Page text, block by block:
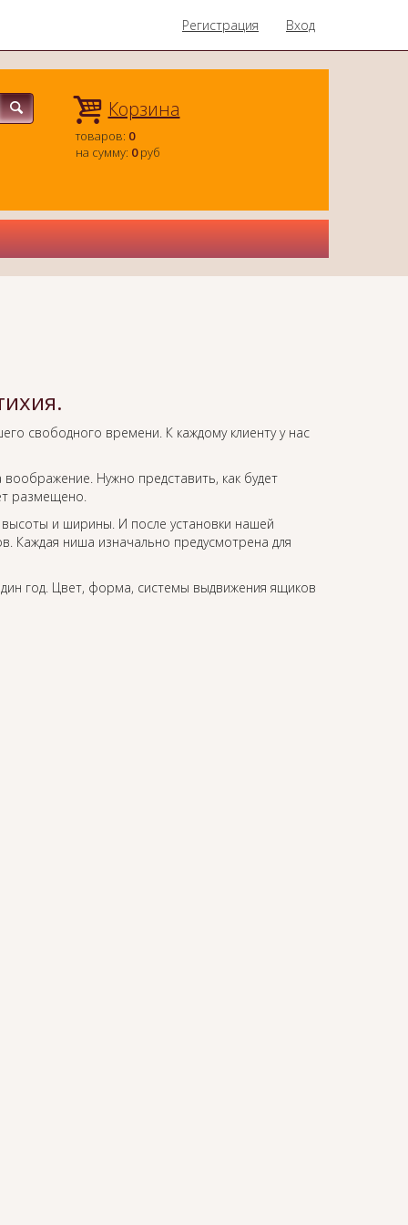
Регистрация Вход
Корзина
товаров: 0
на сумму: 0руб
свободного времени. К каждому клиенту у нас
Нужно представить, как будет
размещено.
и ширины. И после установки нашей
Каждая ниша изначально предусмотрена для
год. Цвет, форма, системы выдвижения ящиков